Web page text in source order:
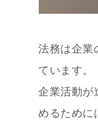
法務は企業
ています。
企業活動が
めるために